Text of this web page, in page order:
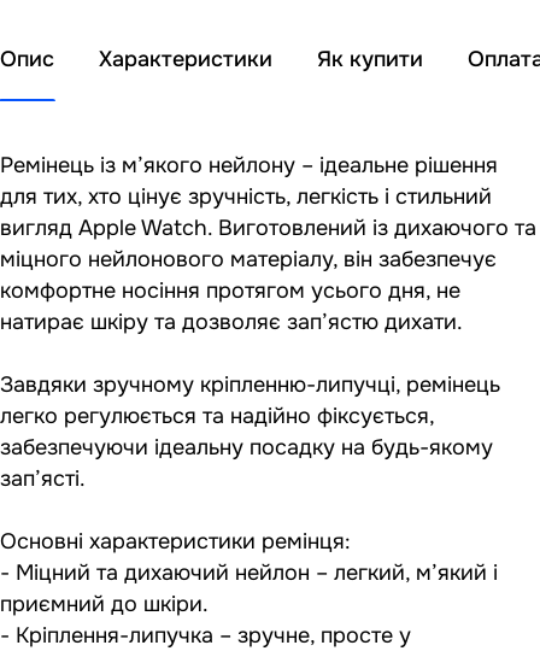
Опис Характеристики Як купити
Ремінець із м’якого нейлону – ідеальне рішення
для тих, хто цінує зручність, легкість і стильний
вигляд Apple Watch. Виготовлений із дихаючого та
міцного нейлонового матеріалу, він забезпечує
комфортне носіння протягом усього дня, не
натирає шкіру та дозволяє зап’ястю дихати.
Завдяки зручному кріпленню-липучці, ремінець
легко регулюється та надійно фіксується,
забезпечуючи ідеальну посадку на будь-якому
зап’ясті.
Основні характеристики ремінця:
- Міцний та дихаючий нейлон – легкий, м’який і
приємний до шкіри.
- Кріплення-липучка – зручне, просте у